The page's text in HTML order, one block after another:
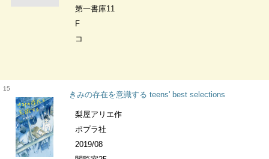
第一書庫11
F
コ
15
きみの存在を意識する teens' best selections
梨屋アリエ作
ポプラ社
2019/08